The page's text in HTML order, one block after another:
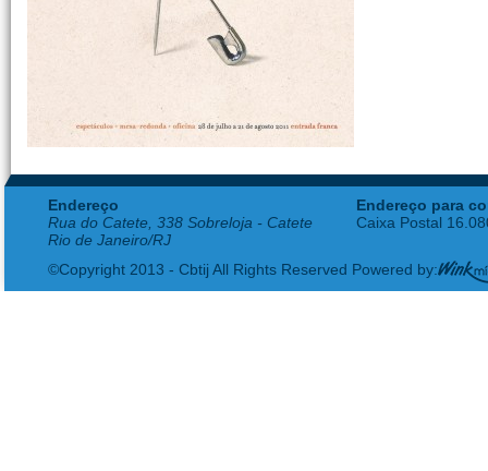
Endereço
Rua do Catete, 338 Sobreloja - Catete
Rio de Janeiro/RJ
Endereço para
Caixa Postal
©Copyright 2013 - Cbtij All Rights Reserved Powered by: